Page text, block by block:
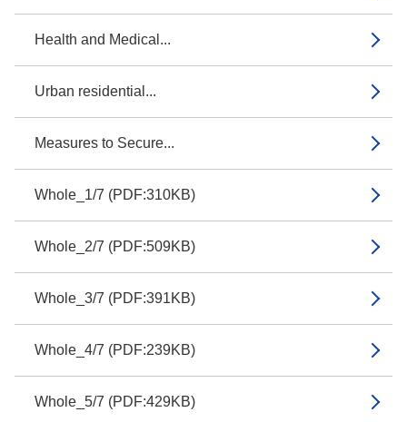
Health and Medical...
Urban residential...
Measures to Secure...
Whole_1/7 (PDF:310KB)
Whole_2/7 (PDF:509KB)
Whole_3/7 (PDF:391KB)
Whole_4/7 (PDF:239KB)
Whole_5/7 (PDF:429KB)